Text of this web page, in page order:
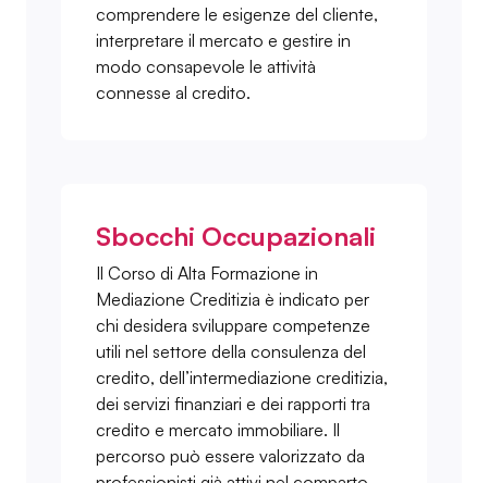
comprendere le esigenze del cliente,
interpretare il mercato e gestire in
modo consapevole le attività
connesse al credito.
Sbocchi Occupazionali
Il Corso di Alta Formazione in
Mediazione Creditizia è indicato per
chi desidera sviluppare competenze
utili nel settore della consulenza del
credito, dell’intermediazione creditizia,
dei servizi finanziari e dei rapporti tra
credito e mercato immobiliare. Il
percorso può essere valorizzato da